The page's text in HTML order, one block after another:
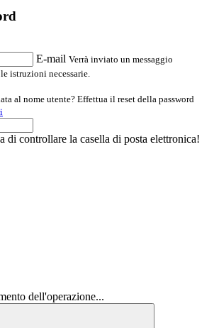
E-mail Verrà inviato un messaggio
istruzioni necessarie.
al nome utente? Effettua il reset della password
di controllare la casella di posta elettronica!
dell'operazione...